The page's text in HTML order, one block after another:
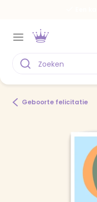
Geboorte felicitatie